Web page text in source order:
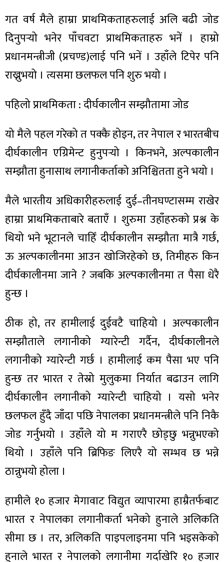
गत वर्ष मैले हाम्रा प्राथमिकताहरुलाई अलि बढी जोड
दिनुपर्‍यो भनेर पाँचवटा प्राथमिकताहरु भनें । हाम्रो
प्रधानमन्त्रीजी (प्रचण्ड)लाई पनि भनें । उहाँले टिपेर पनि
राख्नुभयो । त्यसमा छलफल पनि शुरु भयो ।
पहिलो प्राथमिकता : दीर्घकालीन सम्झौतामा जोड
यो मैले पहल गरेको त पक्कै होइन, तर नेपाल र भारतबीच
दीर्घकालीन एग्रिमेन्ट हुनुपर्‍यो । किनभने, अल्पकालीन
सम्झौता हुनासाथ लगानीकर्ताको अनिश्चितता हुने भयो ।
मैले भारतीय अधिकारीहरुलाई दुई–तीनघण्टासम्म राखेर
हाम्रा प्राथमिकताबारे बताएँ । शुरुमा उहाँहरुको प्रश्न के
थियो भने भूटानले चाहिँ दीर्घकालीन सम्झौता मात्रै गर्छ,
ऊ अल्पकालीनमा आउन खोजिरहेको छ, तिमीहरु किन
दीर्घकालीनमा जाने ? जबकि अल्पकालीनमा त पैसा धेरै
हुन्छ ।
ठीक हो, तर हामीलाई दुईवटै चाहियो । अल्पकालीन
सम्झौताले लगानीको ग्यारेन्टी गर्दैन, दीर्घकालीनले
लगानीको ग्यारेन्टी गर्छ । हामीलाई कम पैसा भए पनि
हुन्छ तर भारत र तेस्रो मुलुकमा निर्यात बढाउन लागि
दीर्घकालीन लगानीको ग्यारेन्टी चाहियो । यसो भनेर
छलफल हुँदै जाँदा पछि नेपालका प्रधानमन्त्रीले पनि निकै
जोड गर्नुभयो । उहाँले यो म गराएरै छोड्छु भन्नुभएको
थियो । उहाँले पनि ब्रिफिङ लिएरै यो सम्भव छ भन्ने
ठान्नुभयो होला ।
हामीले १० हजार मेगावाट विद्युत व्यापारमा हाम्रैतर्फबाट
भारत र नेपालका लगानीकर्ता भनेको हुनाले अलिकति
सीमा छ । तर, अलिकति पाइपलाइनमा पनि भइसकेको
हुनाले भारत र नेपालको लगानीमा गर्दाखेरि १० हजार